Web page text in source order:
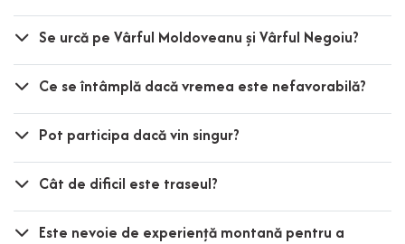
Se urcă pe Vârful Moldoveanu și Vârful Negoiu?
Ce se întâmplă dacă vremea este nefavorabilă?
Pot participa dacă vin singur?
Cât de dificil este traseul?
Este nevoie de experiență montană pentru a